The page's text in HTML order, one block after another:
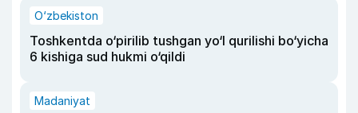
O‘zbekiston
Toshkentda o‘pirilib tushgan yo‘l qurilishi bo‘yicha
6 kishiga sud hukmi o‘qildi
Madaniyat